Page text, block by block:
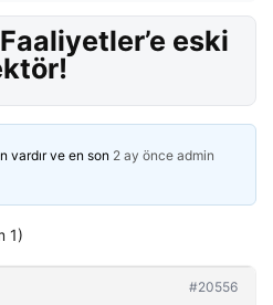
eski
vardır ve en son 2 ay önce admin
1)
#20556